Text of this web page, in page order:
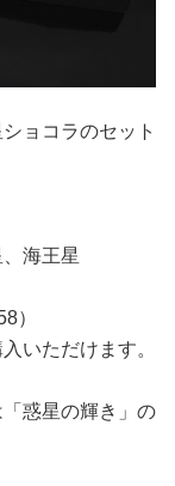
ョコラのセット
海王星
）
いただけます。
惑星の輝き」の